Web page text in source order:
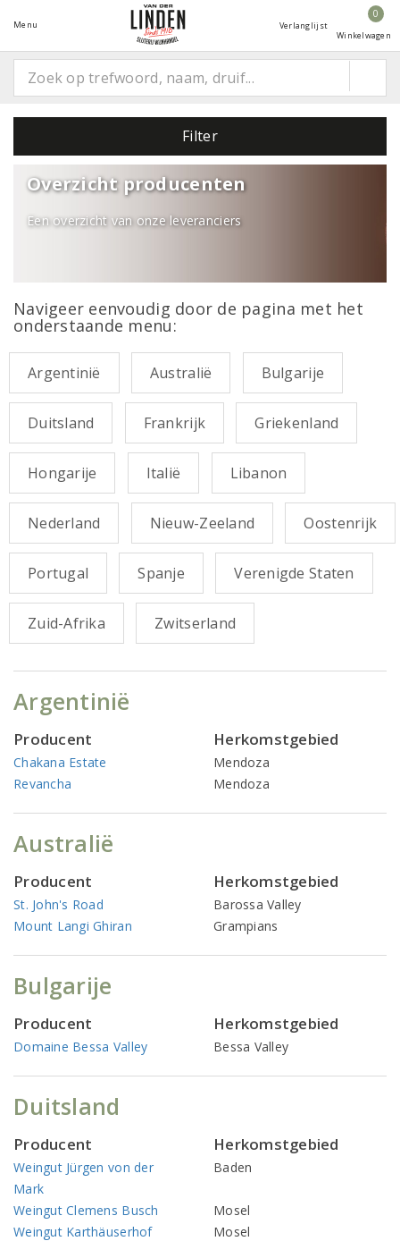
Menu Verlanglijst
0
Winkelwagen
Filter
Overzicht producenten
Een overzicht van onze leveranciers
Navigeer eenvoudig door de pagina met het
onderstaande menu:
Argentinië Australië Bulgarije
Duitsland Frankrijk Griekenland
Hongarije Italië Libanon
Nederland Nieuw-Zeeland Oostenrijk
Portugal Spanje Verenigde Staten
Zuid-Afrika Zwitserland
Argentinië
Producent Herkomstgebied
Chakana Estate
Mendoza
Revancha
Mendoza
Australië
Producent Herkomstgebied
St. John's Road
Barossa Valley
Mount Langi Ghiran
Grampians
Bulgarije
Producent Herkomstgebied
Domaine Bessa Valley Bessa Valley
Duitsland
Producent Herkomstgebied
Weingut Jürgen von der
Mark
Baden
Weingut Clemens Busch
Mosel
Weingut Karthäuserhof
Mosel